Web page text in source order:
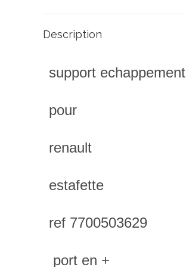
Description
support echappement
pour
renault
estafette
ref 7700503629
port en +